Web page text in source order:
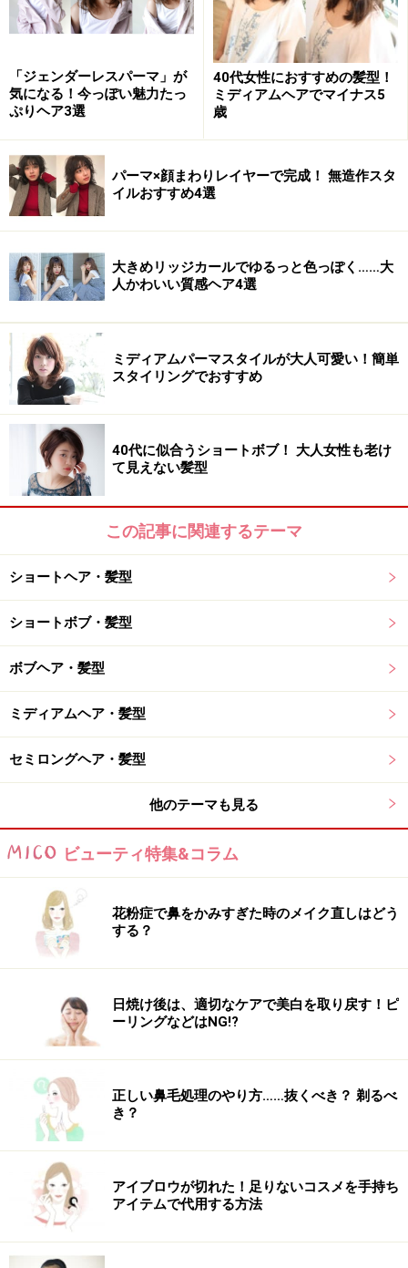
「ジェンダーレスパーマ」が
気になる！今っぽい魅力たっ
ぷりヘア3選
40代女性におすすめの髪型！
ミディアムヘアでマイナス5
歳
パーマ×顔まわりレイヤーで完成！ 無造作スタ
イルおすすめ4選
大きめリッジカールでゆるっと色っぽく……大
人かわいい質感ヘア4選
ミディアムパーマスタイルが大人可愛い！簡単
スタイリングでおすすめ
40代に似合うショートボブ！ 大人女性も老け
て見えない髪型
この記事に関連するテーマ
ショートヘア・髪型
ショートボブ・髪型
ボブヘア・髪型
ミディアムヘア・髪型
セミロングヘア・髪型
他のテーマも見る
ビューティ特集&コラム
花粉症で鼻をかみすぎた時のメイク直しはどう
する？
日焼け後は、適切なケアで美白を取り戻す！ピ
ーリングなどはNG!?
正しい鼻毛処理のやり方……抜くべき？ 剃るべ
き？
アイブロウが切れた！足りないコスメを手持ち
アイテムで代用する方法